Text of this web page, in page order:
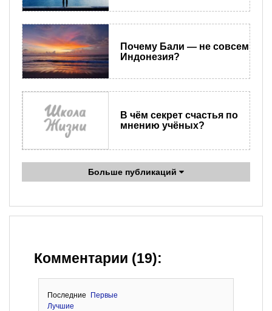
Почему Бали — не совсем
Индонезия?
В чём секрет счастья по
мнению учёных?
Больше публикаций
Комментарии (19):
Последние
Первые
Лучшие